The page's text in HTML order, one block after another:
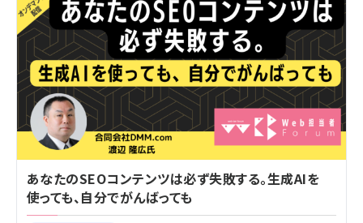
あなたのSEOコンテンツは必ず失敗する。生成AIを
使っても、自分でがんばっても